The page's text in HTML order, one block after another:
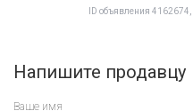
ID объявления
Напишите продавцу
Ваше имя